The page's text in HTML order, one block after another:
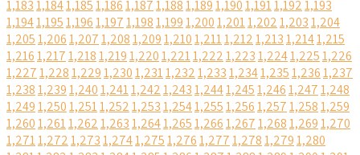
1,1831,1841,1851,1861,1871,1881,1891,1901,1911,1921,193
1,1941,1951,1961,1971,1981,1991,2001,2011,2021,2031,204
1,2051,2061,2071,2081,2091,2101,2111,2121,2131,2141,215
1,2161,2171,2181,2191,2201,2211,2221,2231,2241,2251,226
1,2271,2281,2291,2301,2311,2321,2331,2341,2351,2361,237
1,2381,2391,2401,2411,2421,2431,2441,2451,2461,2471,248
1,2491,2501,2511,2521,2531,2541,2551,2561,2571,2581,259
1,2601,2611,2621,2631,2641,2651,2661,2671,2681,2691,270
1,2711,2721,2731,2741,2751,2761,2771,2781,2791,280